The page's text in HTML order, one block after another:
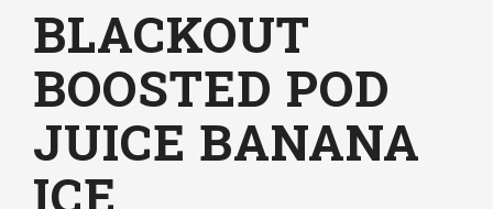
BLACKOUT
BOOSTED POD
JUICE BANANA
ICE